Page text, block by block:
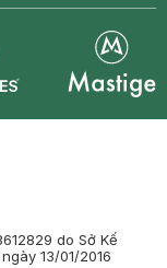
do Sở Kế
13/01/2016